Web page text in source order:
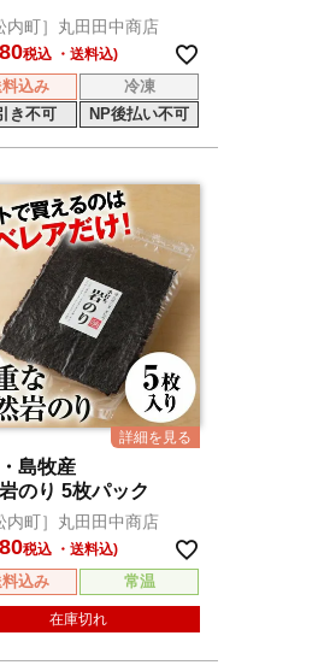
内町］丸田田中商店
税込
込み
冷凍
き不可
NP後払い不可
島牧産
のり 5枚パック
内町］丸田田中商店
税込
込み 常温
在庫切れ